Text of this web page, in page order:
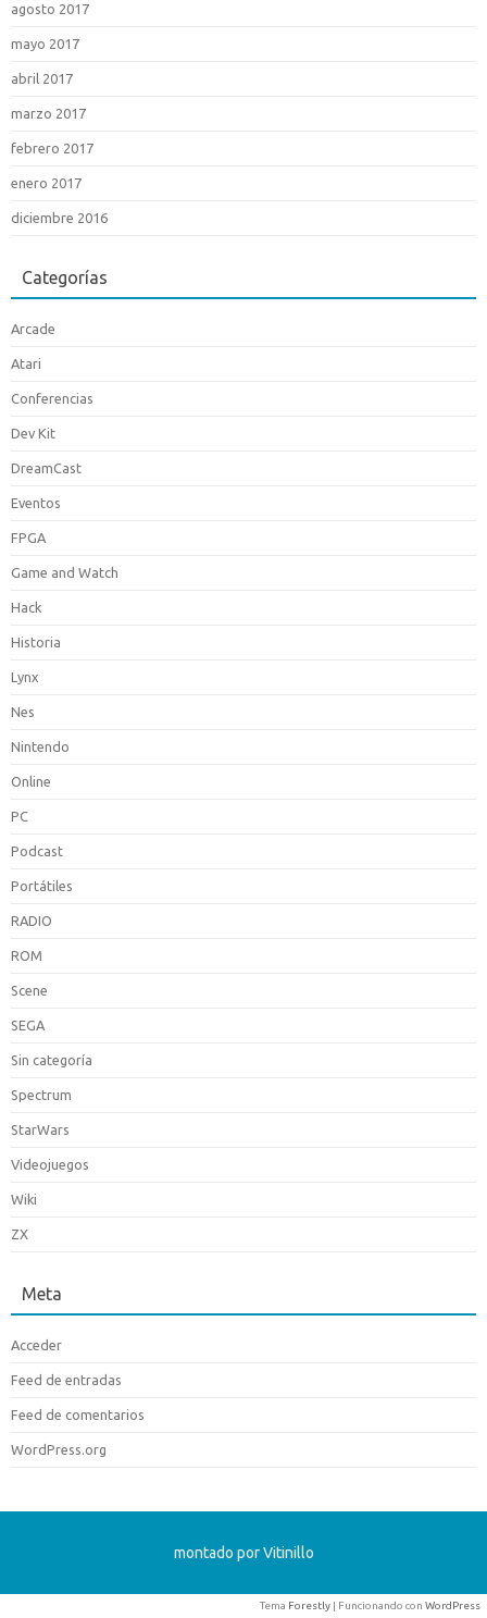
agosto 2017
mayo 2017
abril 2017
marzo 2017
febrero 2017
enero 2017
diciembre 2016
Categorías
Arcade
Atari
Conferencias
Dev Kit
DreamCast
Eventos
FPGA
Game and Watch
Hack
Historia
Lynx
Nes
Nintendo
Online
PC
Podcast
Portátiles
RADIO
ROM
Scene
SEGA
Sin categoría
Spectrum
StarWars
Videojuegos
Wiki
ZX
Meta
Acceder
Feed de entradas
Feed de comentarios
WordPress.org
montado por Vitinillo
Tema Forestly | Funcionando con WordPress